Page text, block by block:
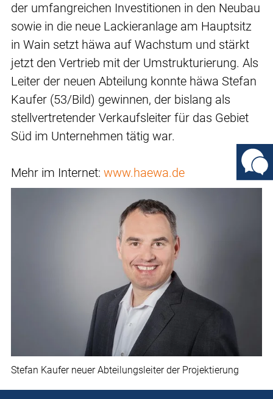
der umfangreichen Investitionen in den Neubau
sowie in die neue Lackieranlage am Hauptsitz
in Wain setzt häwa auf Wachstum und stärkt
jetzt den Vertrieb mit der Umstrukturierung. Als
Leiter der neuen Abteilung konnte häwa Stefan
Kaufer (53/Bild) gewinnen, der bislang als
stellvertretender Verkaufsleiter für das Gebiet
Süd im Unternehmen tätig war.
Mehr im Internet: www.haewa.de
Stefan Kaufer neuer Abteilungsleiter der Projektierung